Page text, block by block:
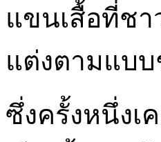
แขนเสื้อที่ช
แต่งตามแบบ
ซึ่งครั้งหนึ่งเ